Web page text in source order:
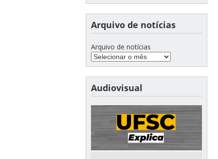
Arquivo de notícias
Arquivo de notícias
Audiovisual